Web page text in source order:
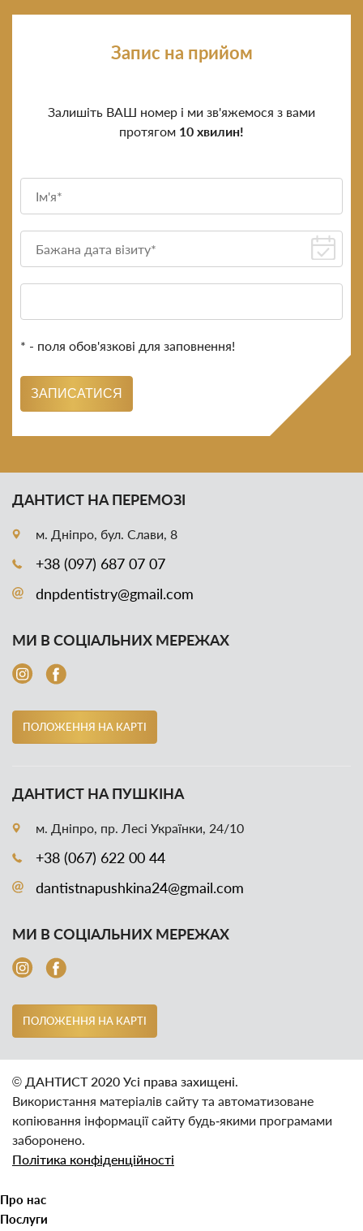
Запис на прийом
Залишіть ВАШ номер і ми зв'яжемося з вами
протягом 10 хвилин!
* - поля обов'язкові для заповнення!
ЗАПИСАТИСЯ
ДАНТИСТ НА ПЕРЕМОЗІ
м. Дніпро, бул. Слави, 8
+38 (097) 687 07 07
dnpdentistry@gmail.com
МИ В СОЦІАЛЬНИХ МЕРЕЖАХ
ПОЛОЖЕННЯ НА КАРТІ
ДАНТИСТ НА ПУШКІНА
м. Дніпро, пр. Лесі Українки, 24/10
+38 (067) 622 00 44
dantistnapushkina24@gmail.com
МИ В СОЦІАЛЬНИХ МЕРЕЖАХ
ПОЛОЖЕННЯ НА КАРТІ
© ДАНТИСТ 2020 Усі права захищені.
Використання матеріалів сайту та автоматизоване
копіювання інформації сайту будь‑якими програмами
заборонено.
Політика конфіденційності
Про нас
Послуги